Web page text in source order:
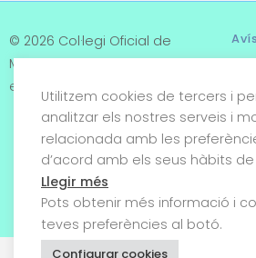
© 2026 Col·legi Oficial de
Metges de Tarragona. Tots
els drets reservats
Utilitzem cookies de tercers i
analitzar els nostres serveis i
relacionada amb les
d’acord amb els seus hàbits
Llegir més
Pots obtenir més informació i
teves preferències al botó.
Configurar cookies